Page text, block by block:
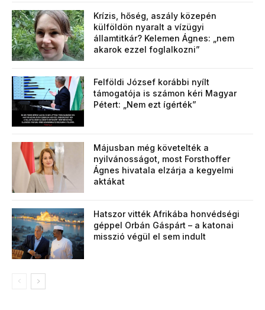
Krízis, hőség, aszály közepén
külföldön nyaralt a vízügyi
államtitkár? Kelemen Ágnes: „nem
akarok ezzel foglalkozni”
Felföldi József korábbi nyílt
támogatója is számon kéri Magyar
Pétert: „Nem ezt ígérték”
Májusban még követelték a
nyilvánosságot, most Forsthoffer
Ágnes hivatala elzárja a kegyelmi
aktákat
Hatszor vitték Afrikába honvédségi
géppel Orbán Gáspárt – a katonai
misszió végül el sem indult